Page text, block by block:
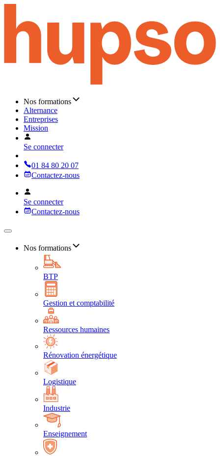
Nos formations
Alternance
Entreprises
Mission
Se connecter
01 84 80 20 07
Contactez-nous
Se connecter
Contactez-nous
Nos formations
BTP
Gestion et comptabilité
Ressources humaines
Rénovation énergétique
Logistique
Industrie
Enseignement